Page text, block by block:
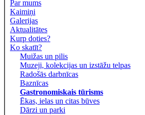
Par mums
Kaimiņi
Galerijas
Aktualitātes
Kurp doties?
Ko skatīt?
Muižas un pilis
Muzeji, kolekcijas un izstāžu telpas
Radošās darbnīcas
Baznīcas
Gastronomiskais tūrisms
Ēkas, ielas un citas būves
Dārzi un parki